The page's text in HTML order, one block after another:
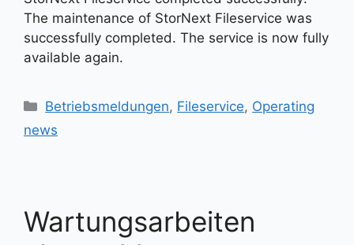
The maintenance of StorNext Fileservice was
successfully completed. The service is now fully
available again.
Kategorien
Betriebsmeldungen, Fileservice, Operating
news
Wartungsarbeiten